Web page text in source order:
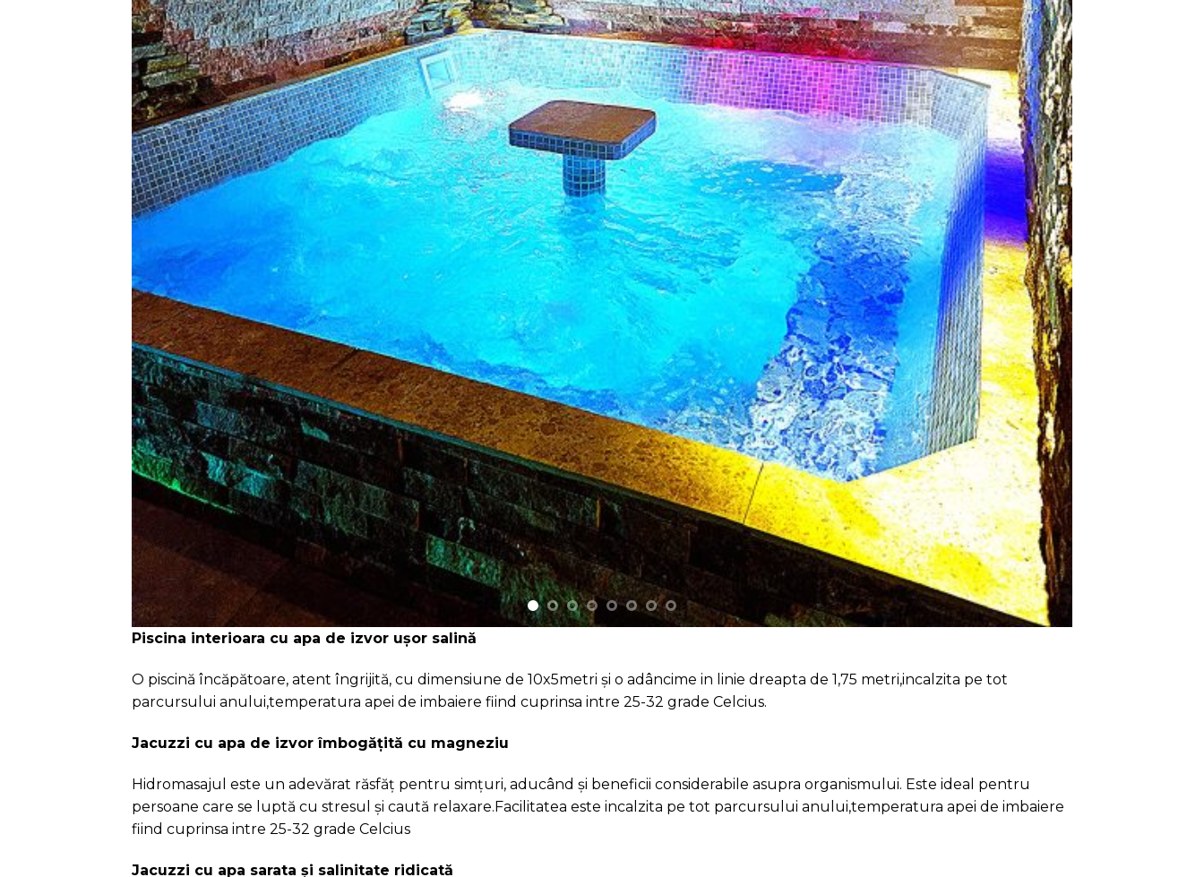
Piscina interioara cu apa de izvor ușor salină
O piscină încăpătoare, atent îngrijită, cu dimensiune de 10x5metri și o adâncime in linie dreapta de 1,75 metri,incalzita pe tot
parcursului anului,temperatura apei de imbaiere fiind cuprinsa intre 25-32 grade Celcius.
Jacuzzi cu apa de izvor îmbogățită cu magneziu
Hidromasajul este un adevărat răsfăț pentru simțuri, aducând și beneficii considerabile asupra organismului. Este ideal pentru
persoane care se luptă cu stresul și caută relaxare.Facilitatea este incalzita pe tot parcursului anului,temperatura apei de imbaiere
fiind cuprinsa intre 25-32 grade Celcius
Jacuzzi cu apa sarata și salinitate ridicată
Băile cu apă sărată in combinatie cu efectele terapeutice au hidromasajului sunt o adevărată binefacere. Sunt indicate în afecțiuni
ale aparatului locomotor de natură reumatismală, traumatică și orotopedică, afecțiuni ale sistemului nervos, afecțiuni genito-
urinare.Facilitatea este incalzita pe tot parcursului anului,temperatura apei de imbaiere fiind cuprinsa intre 25-32 grade Celcius
Jacuzzi cu apa de izvor si aromocromoterapie
incalzita pe tot parcursului anului,temperatura apei de imbaiere fiind cuprinsa intre 25-32 grade Celcius
Piscina exterioara, jacuzzi exterior si sauna uscata exterioara cu lemne
Aceste facilitati functioneaza doar cand temperaturile si conditiile meteo permit utilizarea acestora in conditii optime
Sauna Finlandeza